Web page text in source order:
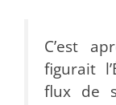
C’est
figurait
flux de